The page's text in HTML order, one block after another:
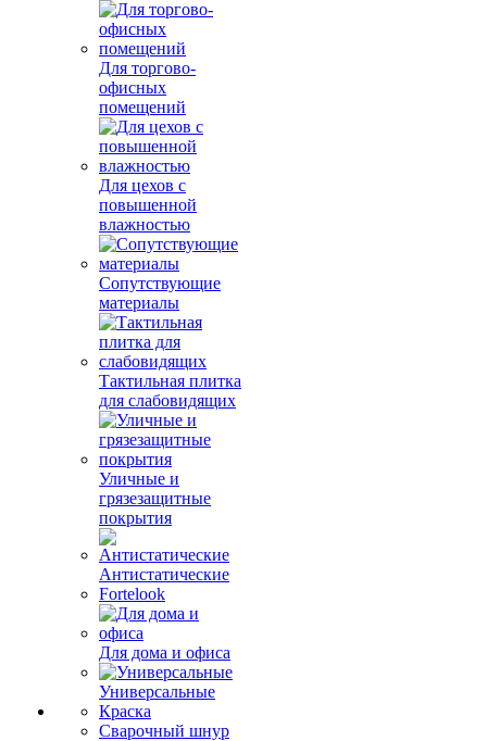
Для торгово-
офисных
помещений
Для цехов с
повышенной
влажностью
Сопутствующие
материалы
Тактильная плитка
для слабовидящих
Уличные и
грязезащитные
покрытия
Антистатические
Fortelook
Для дома и офиса
Универсальные
Краска
Сварочный шнур